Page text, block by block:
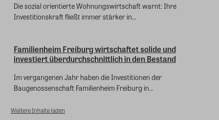
Die sozial orientierte Wohnungswirtschaft warnt: Ihre
Investitionskraft fließt immer stärker in...
Familienheim Freiburg wirtschaftet solide und
investiert überdurchschnittlich in den Bestand
Im vergangenen Jahr haben die Investitionen der
Baugenossenschaft Familienheim Freiburg in...
Weitere Inhalte laden